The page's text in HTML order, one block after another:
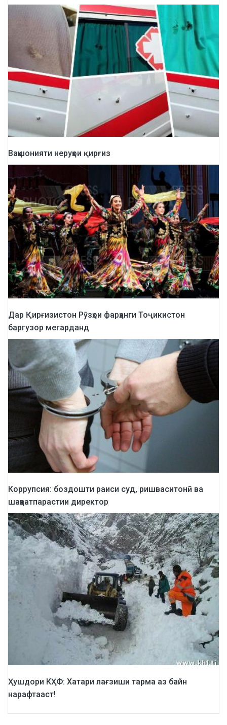
Ваҳшонияти неруҳои қирғиз
Дар Қирғизистон Рӯзҳои фарҳанги Тоҷикистон
баргузор мегарданд
Коррупсия: боздошти раиси суд, ришваситонӣ ва
шаҳватпарастии директор
Ҳушдори КҲФ: Хатари лағзиши тарма аз байн
нарафтааст!